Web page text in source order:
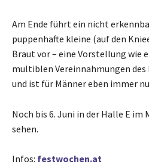
Am Ende führt ein nicht
puppenhafte kleine (auf den
Braut vor – eine Vorstellung wie
multiblen Vereinnahmungen des
und ist für Männer eben immer
Noch bis 6. Juni in der Halle E im
sehen.
Infos: festwochen.at